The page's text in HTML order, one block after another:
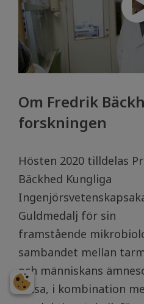
Om Fredrik
forskningen
Hösten 2020 tilldelas
Bäckhed Kungliga
Guldmedalj för sin
framstående
sambandet mellan
och människans
hälsa, i kombination